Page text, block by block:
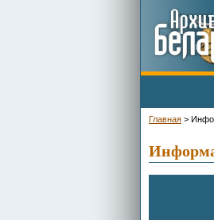
Главная >